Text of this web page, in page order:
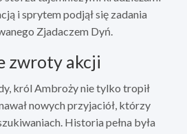
i sprytem podjął się zadania
Zjadaczem Dyń.
zwroty akcji
król Ambroży nie tylko tropił
nowych przyjaciół, którzy
Historia pełna była